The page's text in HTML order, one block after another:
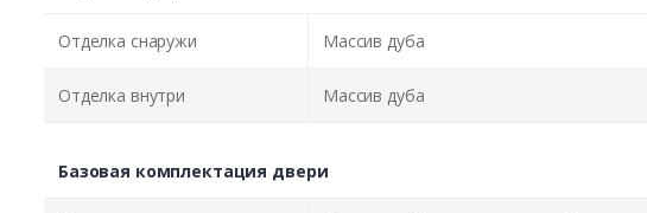
Отделка снаружи Массив дуба
Отделка внутри Массив дуба
Базовая комплектация двери